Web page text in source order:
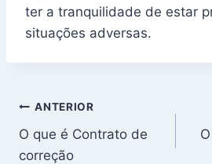
ter a tranquilidade de estar
situações adversas.
Navegação
de
ANTERIOR
O que é Contrato de
correção